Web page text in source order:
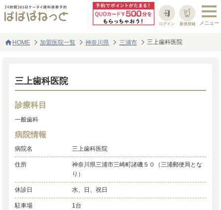
新規登録
ログイン
homeHOME 加盟医院一覧 神奈川県 三浦市 三上歯科医院
三上歯科医院
診療科目
一般歯科
病院情報
病院名 三上歯科医院
住所
神奈川県三浦市三崎町諸磯５０（三浦郵便局とな
り）
休診日 水、日、祝日
駐車場 1台